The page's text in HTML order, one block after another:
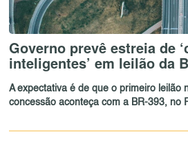
Governo prevê estreia de
inteligentes’ em leilão da
A expectativa é de que o primeiro leilão
concessão aconteça com a BR-393, no